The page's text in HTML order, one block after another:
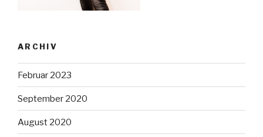
ARCHIV
Februar 2023
September 2020
August 2020